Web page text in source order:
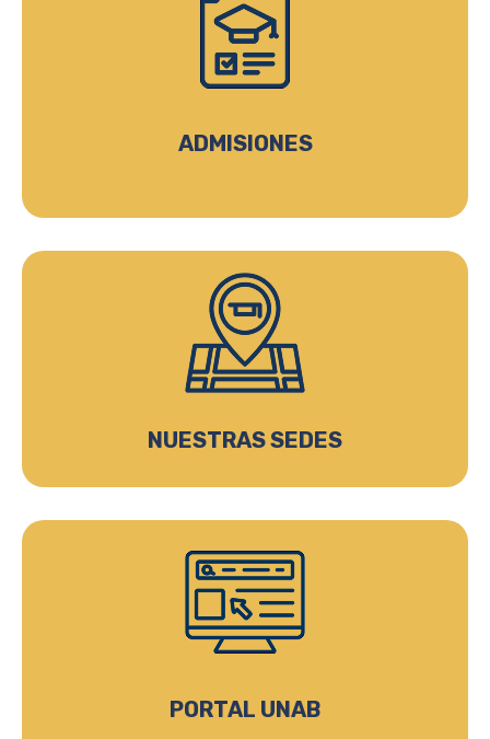
ADMISIONES
NUESTRAS SEDES
PORTAL UNAB